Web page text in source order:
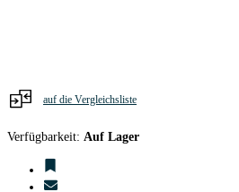
Menge
auf die Vergleichsliste
Verfügbarkeit: Auf Lager